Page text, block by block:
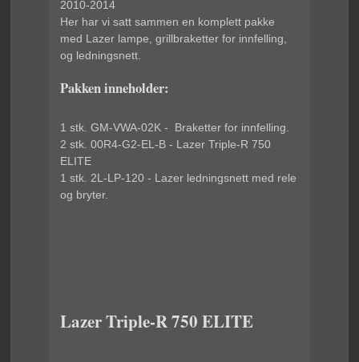
2010-2014
Her har vi satt sammen en komplett pakke
med Lazer lampe, grillbraketter for innfelling,
og ledningsnett.
Pakken inneholder:
1 stk. GM-VWA-02K - Braketter for innfelling.
2 stk. 00R4-G2-EL-B - Lazer Triple-R 750
ELITE
1 stk. 2L-LP-120 - Lazer ledningsnett med rele
og bryter.
Lazer Triple-R 750 ELITE